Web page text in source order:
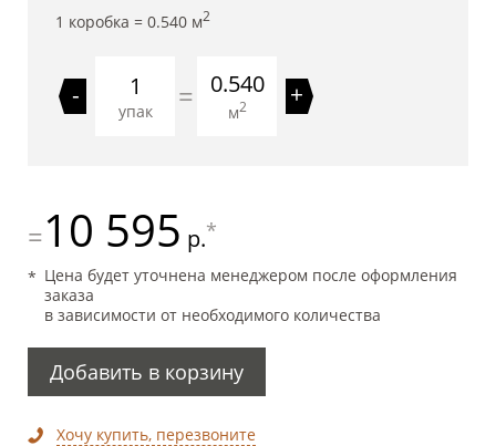
1 коробка = 0.540 м2
-
упак = 0.540
м2 +
=10 595 р.*
Цена будет уточнена менеджером после оформления
заказа
в зависимости от необходимого количества
Добавить в корзину
Хочу купить, перезвоните